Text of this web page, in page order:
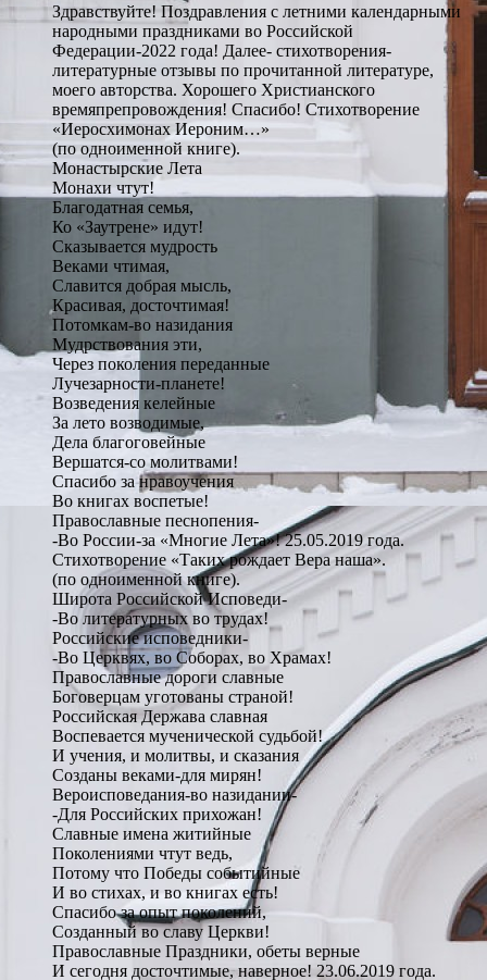
Здравствуйте! Поздравления с летними календарными
народными праздниками во Российской
Федерации-2022 года! Далее- стихотворения-
литературные отзывы по прочитанной литературе,
моего авторства. Хорошего Христианского
времяпрепровождения! Спасибо! Стихотворение
«Иеросхимонах Иероним…»
(по одноименной книге).
Монастырские Лета
Монахи чтут!
Благодатная семья,
Ко «Заутрене» идут!
Сказывается мудрость
Веками чтимая,
Славится добрая мысль,
Красивая, досточтимая!
Потомкам-во назидания
Мудрствования эти,
Через поколения переданные
Лучезарности-планете!
Возведения келейные
За лето возводимые,
Дела благоговейные
Вершатся-со молитвами!
Спасибо за нравоучения
Во книгах воспетые!
Православные песнопения-
-Во России-за «Многие Лета»! 25.05.2019 года.
Стихотворение «Таких рождает Вера наша».
(по одноименной книге).
Широта Российской Исповеди-
-Во литературных во трудах!
Российские исповедники-
-Во Церквях, во Соборах, во Храмах!
Православные дороги славные
Боговерцам уготованы страной!
Российская Держава славная
Воспевается мученической судьбой!
И учения, и молитвы, и сказания
Созданы веками-для мирян!
Вероисповедания-во назидании-
-Для Российских прихожан!
Славные имена житийные
Поколениями чтут ведь,
Потому что Победы событийные
И во стихах, и во книгах есть!
Спасибо за опыт поколений,
Созданный во славу Церкви!
Православные Праздники, обеты верные
И сегодня досточтимые, наверное! 23.06.2019 года.